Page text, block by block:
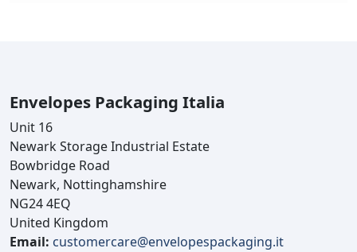
Envelopes Packaging Italia
Unit 16
Newark Storage Industrial Estate
Bowbridge Road
Newark, Nottinghamshire
NG24 4EQ
United Kingdom
Email: customercare@envelopespackaging.it